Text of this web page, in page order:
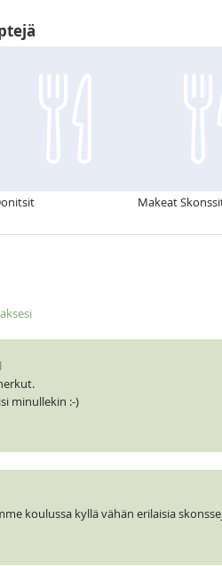
Makeat
minullekin :-)
koulussa kyllä vähän erilaisia